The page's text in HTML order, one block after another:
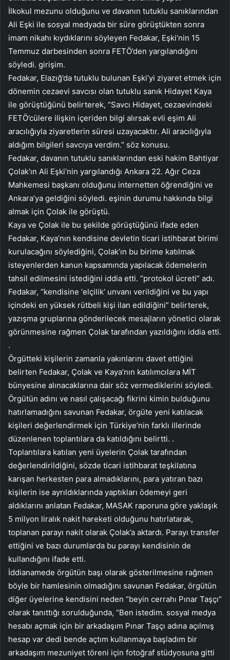
İlkokul mezunu olduğunu ve davanın tutuklu sanıklarından
Ali Eşki ile sosyal medyada bir süre görüştükten sonra
imam nikahı kıydıklarını söyleyen Fedakar, Eşki’nin 15
Temmuz darbesinden sonra FETÖ’den yargılandığını
söyledi. girişim.
Fedakar, Elazığ’da tutuklu bulunan Eşki’yi ziyaret etmek için
dönemin cezaevi savcısı olan tutuklu sanık Hidayet Kaya
ile görüştüğünü belirterek, “Savcı Hidayet, cezaevindeki
FETÖ’cülere ilişkin içeriden bilgi alırsak evli eşim Ali
aracılığıyla ziyaretlerin süresi uzayacaktır. Ali aracılığıyla
aldığım bilgileri savcıya verdim.” söz konusu.
Fedakar, davanın tutuklu sanıklarından eski hakim Bahtiyar
Çolak’ın Ali Eşki’nin yargılandığı Ankara 22. Ağır Ceza
Mahkemesi başkanı olduğunu internetten öğrendiğini ve
Ankara’ya geldiğini söyledi. eşinin durumu hakkında bilgi
almak için Çolak ile görüştü.
Kaya ve Çolak ile bu şekilde görüştüğünü ifade eden
Fedakar, Kaya’nın kendisine devletin ticari istihbarat birimi
kurulacağını söylediğini, Çolak’ın bu birime katılmak
isteyenlerden kanun kapsamında yapılacak ödemelerin
tahsil edilmesini istediğini iddia etti. “protokol ücreti” adı.
Fedakar, “kendisine ‘elçilik’ unvanı verildiğini ve bu yapı
içindeki en yüksek rütbeli kişi ilan edildiğini” belirterek,
yazışma gruplarına gönderilecek mesajların yönetici olarak
görünmesine rağmen Çolak tarafından yazıldığını iddia etti.
.
Örgütteki kişilerin zamanla yakınlarını davet ettiğini
belirten Fedakar, Çolak ve Kaya’nın katılımcılara MİT
bünyesine alınacaklarına dair söz vermediklerini söyledi.
Örgütün adını ve nasıl çalışacağı fikrini kimin bulduğunu
hatırlamadığını savunan Fedakar, örgüte yeni katılacak
kişileri değerlendirmek için Türkiye’nin farklı illerinde
düzenlenen toplantılara da katıldığını belirtti. .
Toplantılara katılan yeni üyelerin Çolak tarafından
değerlendirildiğini, sözde ticari istihbarat teşkilatına
karışan herkesten para almadıklarını, para yatıran bazı
kişilerin ise ayrıldıklarında yaptıkları ödemeyi geri
aldıklarını anlatan Fedakar, MASAK raporuna göre yaklaşık
5 milyon liralık nakit hareketi olduğunu hatırlatarak,
toplanan parayı nakit olarak Çolak’a aktardı. Parayı transfer
ettiğini ve bazı durumlarda bu parayı kendisinin de
kullandığını ifade etti.
İddianamede örgütün başı olarak gösterilmesine rağmen
böyle bir hamlesinin olmadığını savunan Fedakar, örgütün
diğer üyelerine kendisini neden “beyin cerrahı Pınar Taşçı”
olarak tanıttığı sorulduğunda, “Ben istedim. sosyal medya
hesabı açmak için bir arkadaşım Pınar Taşçı adına açılmış
hesap var dedi bende açtım kullanmaya başladım bir
arkadaşım mezuniyet töreni için fotoğraf stüdyosuna gitti